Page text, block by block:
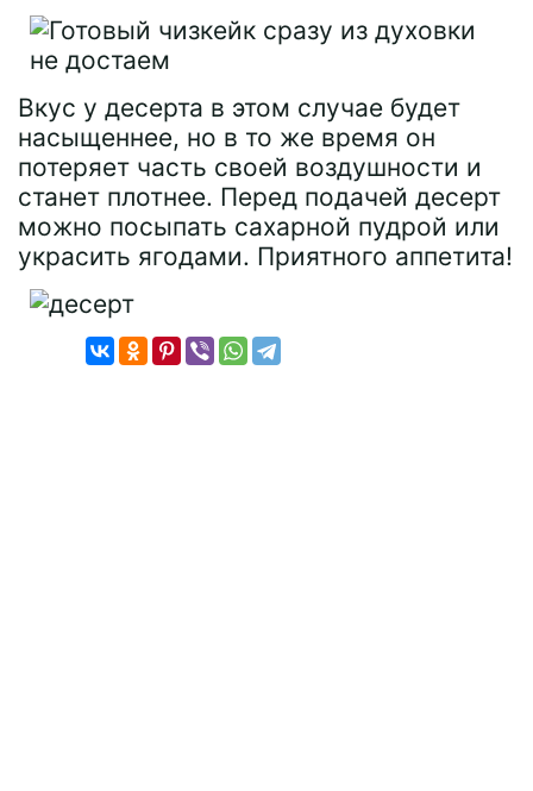
Вкус у десерта в этом случае будет
насыщеннее, но в то же время он
потеряет часть своей воздушности и
станет плотнее. Перед подачей десерт
можно посыпать сахарной пудрой или
украсить ягодами. Приятного аппетита!